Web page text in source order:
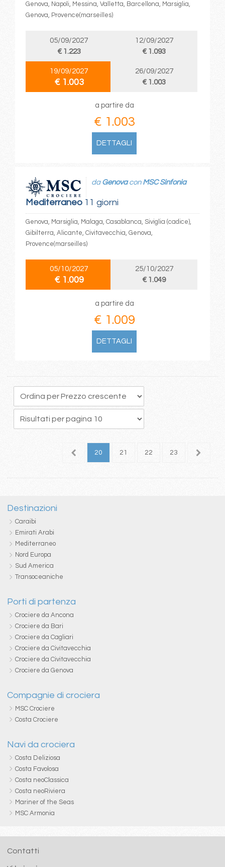
Genova, Napoli, Messina, Valletta, Barcellona, Marsiglia,
Genova, Provence(marseilles)
05/09/2027
€ 1.223
12/09/2027
€ 1.093
19/09/2027
€ 1.003
26/09/2027
€ 1.003
a partire da
€ 1.003
DETTAGLI
Mediterraneo11 giorni
da Genovacon MSC Sinfonia
Genova, Marsiglia, Malaga, Casablanca, Siviglia (cadice),
Gibilterra, Alicante, Civitavecchia, Genova,
Provence(marseilles)
05/10/2027
€ 1.009
25/10/2027
€ 1.049
a partire da
€ 1.009
DETTAGLI
19 20 21 22 23 24
Destinazioni
Caraibi
Emirati Arabi
Mediterraneo
Nord Europa
Sud America
Transoceaniche
Porti di partenza
Crociere da Ancona
Crociere da Bari
Crociere da Cagliari
Crociere da Civitavecchia
Crociere da Civitavecchia
Crociere da Genova
Compagnie di crociera
MSC Crociere
Costa Crociere
Navi da crociera
Costa Deliziosa
Costa Favolosa
Costa neoClassica
Costa neoRiviera
Mariner of the Seas
MSC Armonia
Contatti